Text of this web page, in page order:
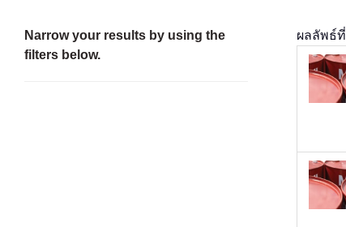
Narrow your results by using the
filters below.
ผลลัพธ์ที่